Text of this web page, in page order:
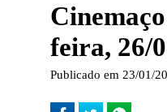
feira, 26/
Publicado em 23/01/